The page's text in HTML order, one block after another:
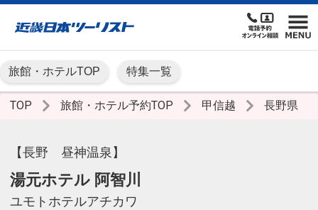
旅館・ホテルTOP 特集一覧
TOP 旅館・ホテル予約TOP 甲信越 長野県
【長野 昼神温泉】
湯元ホテル 阿智川
ユモトホテルアチカワ